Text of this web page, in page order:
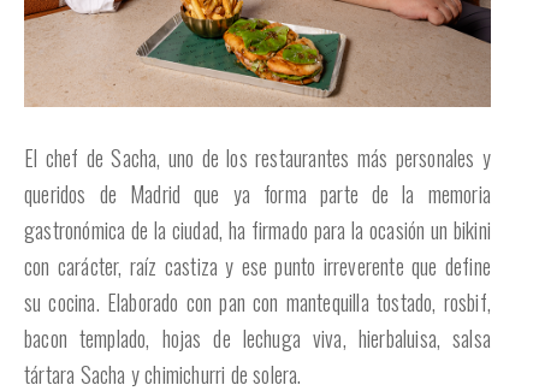
El chef de Sacha, uno de los restaurantes más personales y
queridos de Madrid que ya forma parte de la memoria
gastronómica de la ciudad, ha firmado para la ocasión un bikini
con carácter, raíz castiza y ese punto irreverente que define
su cocina. Elaborado con pan con mantequilla tostado, rosbif,
bacon templado, hojas de lechuga viva, hierbaluisa, salsa
tártara Sacha y chimichurri de solera.